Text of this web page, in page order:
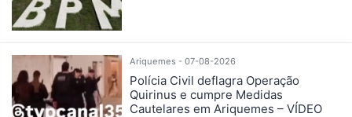
Ariquemes - 07-08-2026
Polícia Civil deflagra Operação
Quirinus e cumpre Medidas
Cautelares em Ariquemes – VÍDEO